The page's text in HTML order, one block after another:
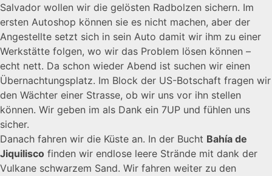
Salvador wollen wir die gelösten Radbolzen sichern. Im
ersten Autoshop können sie es nicht machen, aber der
Angestellte setzt sich in sein Auto damit wir ihm zu einer
Werkstätte folgen, wo wir das Problem lösen können –
echt nett. Da schon wieder Abend ist suchen wir einen
Übernachtungsplatz. Im Block der US-Botschaft fragen wir
den Wächter einer Strasse, ob wir uns vor ihn stellen
können. Wir geben im als Dank ein 7UP und fühlen uns
sicher.
Danach fahren wir die Küste an. In der Bucht Bahía de
Jiquilisco finden wir endlose leere Strände mit dank der
Vulkane schwarzem Sand. Wir fahren weiter zu den